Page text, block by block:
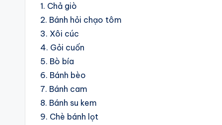
1. Chả giò
2. Bánh hỏi chạo tôm
3. Xôi cúc
4. Gỏi cuốn
5. Bò bía
6. Bánh bèo
7. Bánh cam
8. Bánh su kem
9. Chè bánh lọt